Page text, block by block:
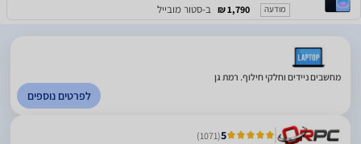
מודעה 1,790 ₪ ב-סטור מובייל
מחשבים ניידים וחלקי חילוף. רמת גן
לפרטים נוספים
5
(1071)